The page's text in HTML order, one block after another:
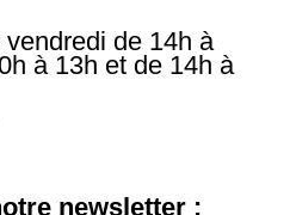
de 14h à
à 13h et de 14h à
newsletter :